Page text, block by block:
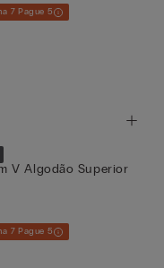
7 Pague 5
V Algodão Superior
7 Pague 5